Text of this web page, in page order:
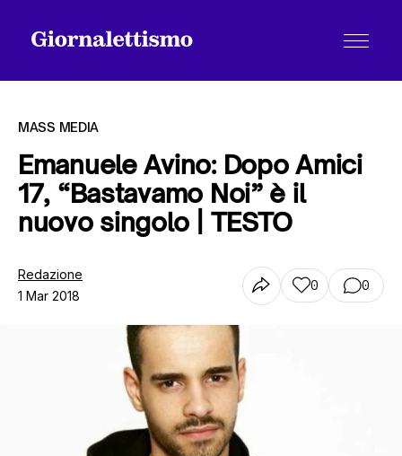
Tutti gli articoli
Chi siamo
MASS MEDIA
Emanuele Avino: Dopo Amici
17, “Bastavamo Noi” è il
nuovo singolo | TESTO
Redazione
1 Mar 2018
0 0